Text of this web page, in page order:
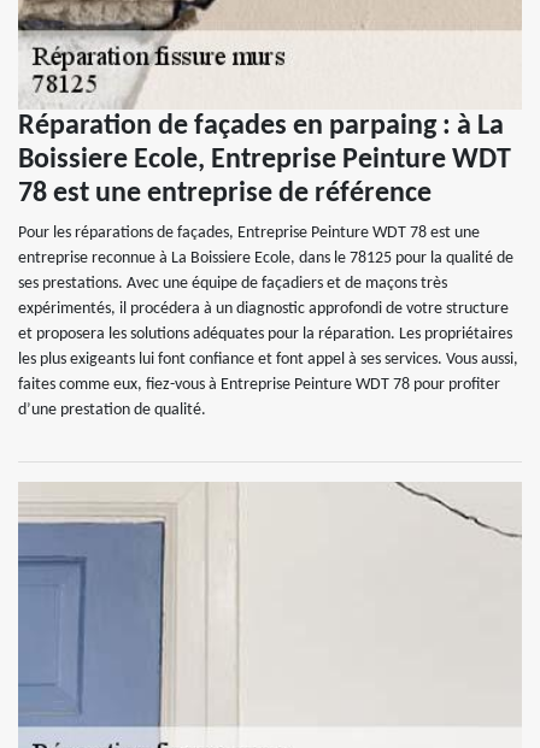
Réparation de façades en parpaing : à La
Boissiere Ecole, Entreprise Peinture WDT
78 est une entreprise de référence
Pour les réparations de façades, Entreprise Peinture WDT 78 est une
entreprise reconnue à La Boissiere Ecole, dans le 78125 pour la qualité de
ses prestations. Avec une équipe de façadiers et de maçons très
expérimentés, il procédera à un diagnostic approfondi de votre structure
et proposera les solutions adéquates pour la réparation. Les propriétaires
les plus exigeants lui font confiance et font appel à ses services. Vous aussi,
faites comme eux, fiez-vous à Entreprise Peinture WDT 78 pour profiter
d’une prestation de qualité.